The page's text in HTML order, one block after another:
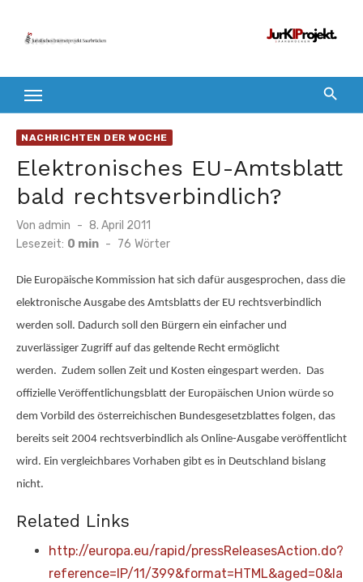
Inhalt
NACHRICHTEN DER WOCHE
Elektronisches EU-Amtsblatt
bald rechtsverbindlich?
Von admin
Veröffentlicht
am
8. April 2011
Lesezeit: 0 min - 76 Wörter
Die Europäische Kommission hat sich dafür ausgesprochen, dass die
elektronische Ausgabe des Amtsblatts der EU rechtsverbindlich
werden soll. Dadurch soll den Bürgern ein einfacher und
zuverlässiger Zugriff auf das geltende Recht ermöglicht
werden. Zudem sollen Zeit und Kosten eingespart werden. Das
offizielle Veröffentlichungsblatt der Europäischen Union würde so
dem Vorbild des österreichischen Bundesgesetzblattes folgen, das
bereits seit 2004 rechtsverbindlich als Online-Ausgabe veröffentlicht
wird. Ein vergleichbares Vorhaben gibt es in Deutschland bislang
nicht.
Related Links
http://europa.eu/rapid/pressReleasesAction.do?
reference=IP/11/399&format=HTML&aged=0&la